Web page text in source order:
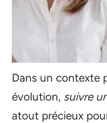
Dans un contexte
évolution, suivre
atout précieux